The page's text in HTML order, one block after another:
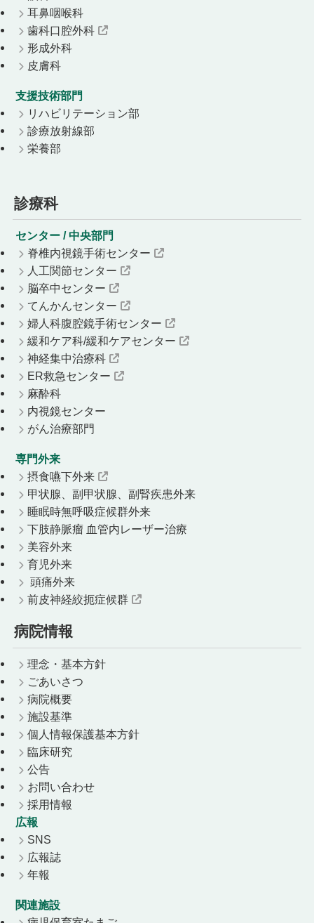
耳鼻咽喉科
歯科口腔外科
形成外科
皮膚科
支援技術部門
リハビリテーション部
診療放射線部
栄養部
診療科
センター / 中央部門
脊椎内視鏡手術センター
人工関節センター
脳卒中センター
てんかんセンター
婦人科腹腔鏡手術センター
緩和ケア科/緩和ケアセンター
神経集中治療科
ER救急センター
麻酔科
内視鏡センター
がん治療部門
専門外来
摂食嚥下外来
甲状腺、副甲状腺、副腎疾患外来
睡眠時無呼吸症候群外来
下肢静脈瘤 血管内レーザー治療
美容外来
育児外来
頭痛外来
前皮神経絞扼症候群
病院情報
理念・基本方針
ごあいさつ
病院概要
施設基準
個人情報保護基本方針
臨床研究
公告
お問い合わせ
採用情報
広報
SNS
広報誌
年報
関連施設